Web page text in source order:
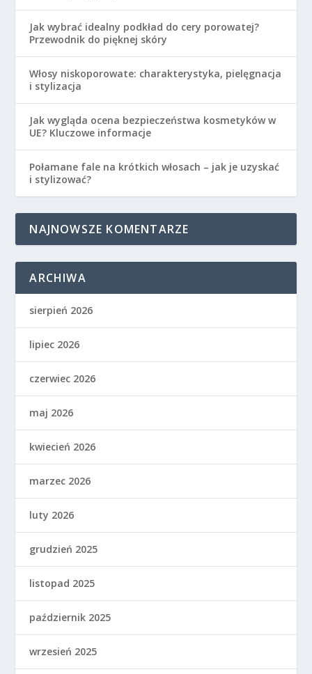
Jak wybrać idealny podkład do cery porowatej?
Przewodnik do pięknej skóry
Włosy niskoporowate: charakterystyka, pielęgnacja
i stylizacja
Jak wygląda ocena bezpieczeństwa kosmetyków w
UE? Kluczowe informacje
Połamane fale na krótkich włosach – jak je uzyskać
i stylizować?
NAJNOWSZE KOMENTARZE
ARCHIWA
sierpień 2026
lipiec 2026
czerwiec 2026
maj 2026
kwiecień 2026
marzec 2026
luty 2026
grudzień 2025
listopad 2025
październik 2025
wrzesień 2025